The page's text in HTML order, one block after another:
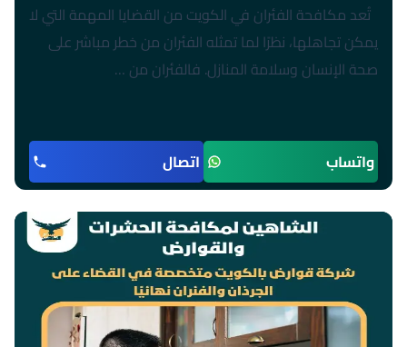
تُعد مكافحة الفئران في الكويت من القضايا المهمة التي لا
يمكن تجاهلها، نظرًا لما تمثله الفئران من خطر مباشر على
صحة الإنسان وسلامة المنازل. فالفئران من …
واتساب اتصال